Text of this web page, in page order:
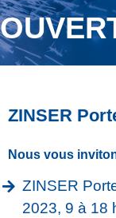
ZINSER
Nous vous
ZINSER
2023, 9 à 18